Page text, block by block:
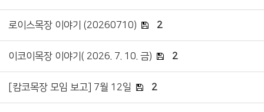
로이스목장 이야기 (20260710) 2
이코이목장 이야기( 2026. 7. 10. 금) 2
[캄코목장 모임 보고] 7월 12일 2